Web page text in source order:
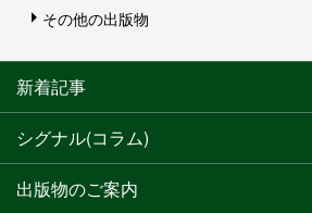
その他の出版物
新着記事
シグナル(コラム)
出版物のご案内